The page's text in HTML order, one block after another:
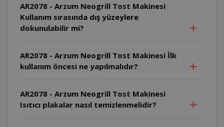
AR2078 - Arzum Neogrill Tost Makinesi
Kullanım sırasında dış yüzeylere
dokunulabilir mi?
AR2078 - Arzum Neogrill Tost Makinesi İlk
kullanım öncesi ne yapılmalıdır?
AR2078 - Arzum Neogrill Tost Makinesi
Isıtıcı plakalar nasıl temizlenmelidir?